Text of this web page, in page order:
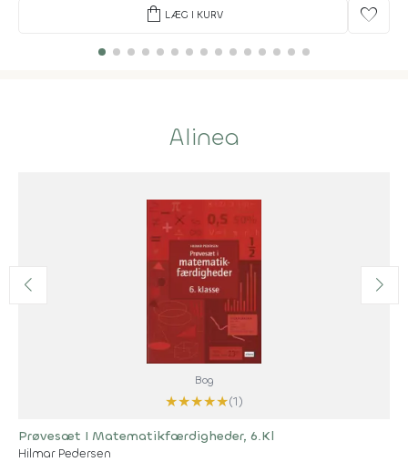
shopping_bag LÆG I KURV favorite
Alinea
Bog
★★★★★(1)
Prøvesæt I Matematikfærdigheder, 6.Kl
Hilmar Pedersen